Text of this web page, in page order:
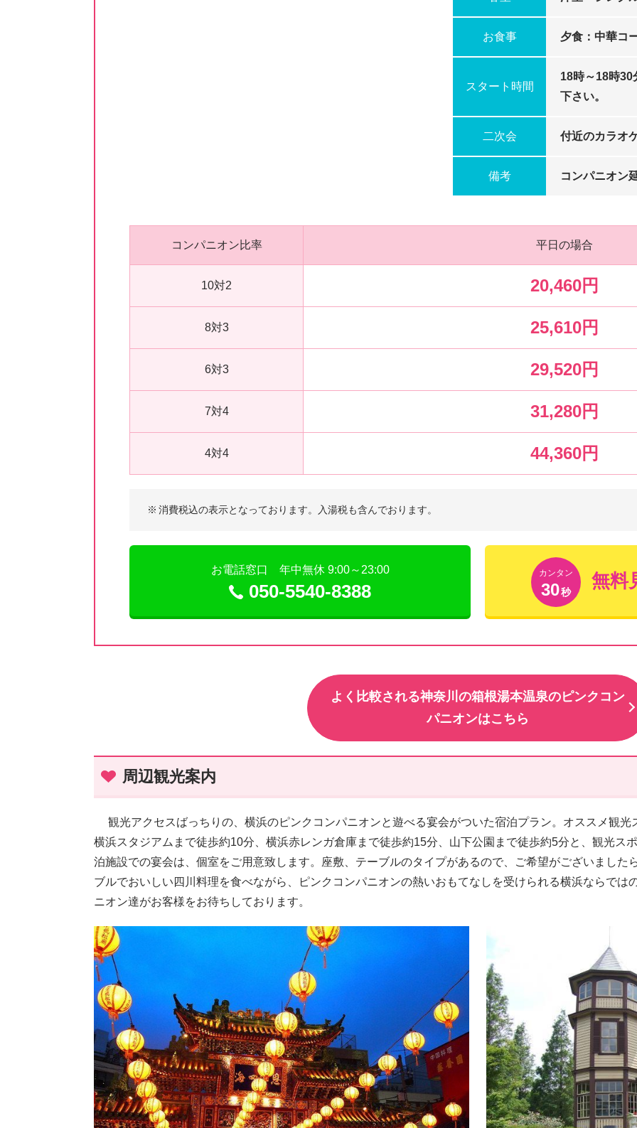
お食事 夕食：中華
スタート時間
18時～18時
下さい。
二次会 付近のカラオ
備考 コンパニオ
コンパニオン比率 平日の場合
10対2 20,460円
8対3 25,610円
6対3 29,520円
7対4 31,280円
4対4 44,360円
※ 消費税込の表示となっております。入湯税も含んでおります。
お電話窓口 年中無休 9:00～23:00
050-5540-8388
カンタン
30秒
無料
よく比較される神奈川の箱根湯本温泉のピンクコン
パニオンはこちら
周辺観光案内
観光アクセスばっちりの、横浜のピンクコンパニオンと遊べる宴会がついた宿泊プラン。オススメ観光
横浜スタジアムまで徒歩約10分、横浜赤レンガ倉庫まで徒歩約15分、山下公園まで徒歩約5分と、観光ス
泊施設での宴会は、個室をご用意致します。座敷、テーブルのタイプがあるので、ご希望がございました
ブルでおいしい四川料理を食べながら、ピンクコンパニオンの熱いおもてなしを受けられる横浜ならでは
ニオン達がお客様をお待ちしております。